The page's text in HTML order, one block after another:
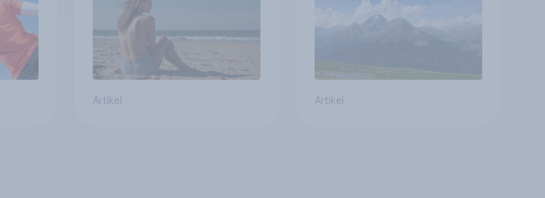
Artikel
Altersvorsorge
Artikel